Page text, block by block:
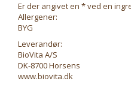
Er der angivet en * ved en
Allergener:
BYG
Leverandør:
BioVita A/S
DK-8700 Horsens
www.biovita.dk